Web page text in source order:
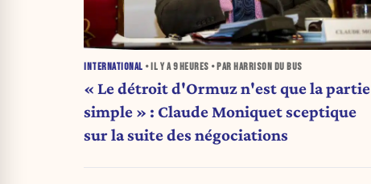
INTERNATIONAL • IL Y A9 HEURES • PAR HARRISON DU BUS
« Le détroit d'Ormuz n'est que la partie
simple » : Claude Moniquet sceptique
sur la suite des négociations